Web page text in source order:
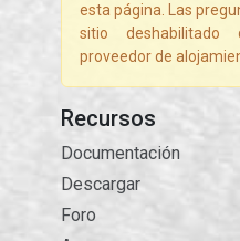
esta página. Las
sitio
proveedor de
Recursos
Documentación
Descargar
Foro